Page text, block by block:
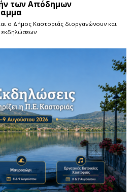
των Απόδημων
ο Δήμος Καστοριάς διοργανώνουν και
εκδηλώσεων